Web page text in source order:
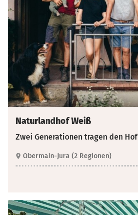
Naturlandhof Weiß
Zwei Generationen tragen den Hof
Obermain-Jura (2 Regionen)